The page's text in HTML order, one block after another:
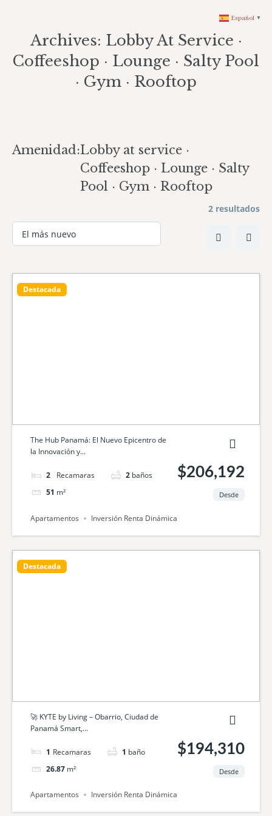
Archives: Lobby At Service ·
Coffeeshop · Lounge · Salty Pool
· Gym · Rooftop
Amenidad:Lobby at service ·
Coffeeshop · Lounge · Salty
Pool · Gym · Rooftop
2 resultados
Destacada
The Hub Panamá: El Nuevo Epicentro de
la Innovación y...
2 camas 2 baños
51 m²
$206,192
Desde
Apartamentos Inversión Renta Dinámica
Destacada
🚀 KYTE by Living – Obarrio, Ciudad de
Panamá Smart,...
1 cama 1 baño
26.87 m²
$194,310
Desde
Apartamentos Inversión Renta Dinámica
Español ▼